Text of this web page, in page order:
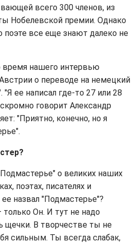
всего 300 членов, из
Нобелевской премии. Однако
поэте все еще знают далеко не
время нашего интервью
о переводе на немецкий
ее написал где-то 27 или 28
говорит Александр
"Приятно, конечно, но я
о великих наших
поэтах, писателях и
назвал "Подмастерье"?
Он. И тут не надо
щечки. В творчестве ты не
сильным. Ты всегда слабак,